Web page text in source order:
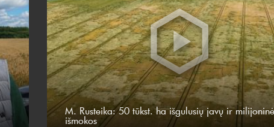
M. Rusteika: 50 tūkst. ha išgulusių javų ir
išmokos